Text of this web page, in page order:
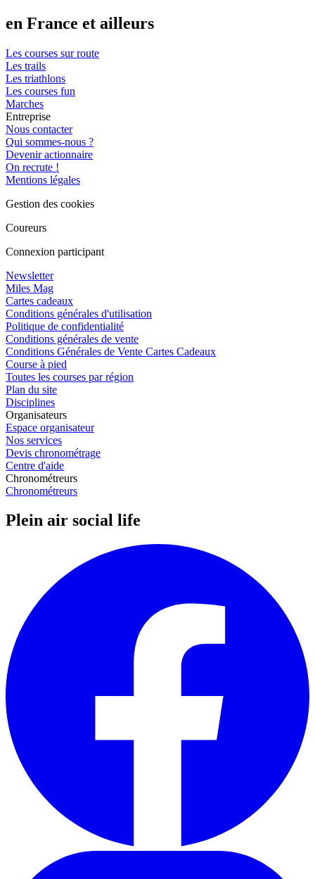
en France et ailleurs
Les courses sur route
Les trails
Les triathlons
Les courses fun
Marches
Entreprise
Nous contacter
Qui sommes-nous ?
Devenir actionnaire
On recrute !
Mentions légales
Gestion des cookies
Coureurs
Connexion participant
Newsletter
Miles Mag
Cartes cadeaux
Conditions générales d'utilisation
Politique de confidentialité
Conditions générales de vente
Conditions Générales de Vente Cartes Cadeaux
Course à pied
Toutes les courses par région
Plan du site
Disciplines
Organisateurs
Espace organisateur
Nos services
Devis chronométrage
Centre d'aide
Chronométreurs
Chronométreurs
Plein air social life